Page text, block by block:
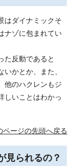
はダイナミックそ
ナゾに包まれてい
た反動であると
かとか、また、
他のハクレンもジ
しいことはわかっ
ページの先頭へ戻る
見られるの？